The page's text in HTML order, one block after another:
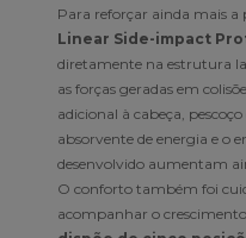
Para reforçar ainda mais a
Linear Side-impact
diretamente na estrutura
as forças geradas em
adicional à cabeça,
absorvente de energia e o
desenvolvido aumentam
O conforto também foi
acompanhar o